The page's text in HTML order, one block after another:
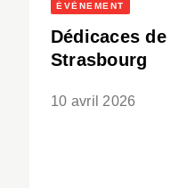
ÉVÈNEMENT
Dédicaces
Strasbourg
10 avril 2026